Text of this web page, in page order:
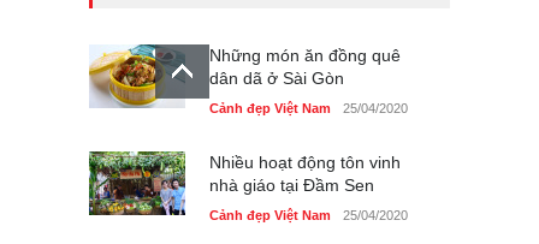
Những món ăn đồng quê
dân dã ở Sài Gòn
Cảnh đẹp Việt Nam 25/04/2020
Nhiều hoạt động tôn vinh
nhà giáo tại Đầm Sen
Cảnh đẹp Việt Nam 25/04/2020